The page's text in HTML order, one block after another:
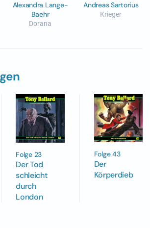
Alexandra Lange-
Baehr
Dorana
Andreas Sartorius
Krieger
Folge 23
Der Tod
schleicht
durch
London
Folge 43
Der
Körperdieb